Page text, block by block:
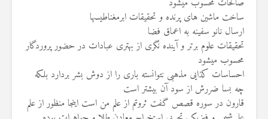
ساخت ماشین های پرنده و تحقیقات ابرمغناطیسها
ارسال نانو سفینه به اعماق فضا
تحقیقات علوم برتر و آینده نگری از بهتری عبادات در حضور پروردگار
محسوب میشود
احساسات کذایی مذهبی نتوانسته باری را از دوش بشر بردارد بلکه
چه بسا ضررش از سود آن بیشتر است
قارون در سوره قصص گفت ثروتم از علم من است اینجا منظور از علم